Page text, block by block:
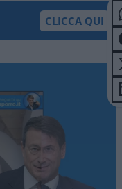
CLICCA QUI